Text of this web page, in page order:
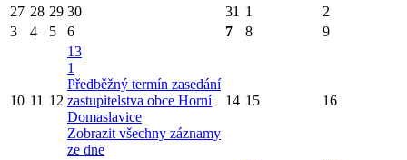
27 28 29 30 31 1
2
3
4 5 6 7 8 9
10 11 12
13
1
Předběžný termín zasedání
zastupitelstva obce Horní
Domaslavice
Zobrazit všechny záznamy
ze dne
14 15 16